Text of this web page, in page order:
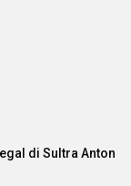
di Sultra Anton